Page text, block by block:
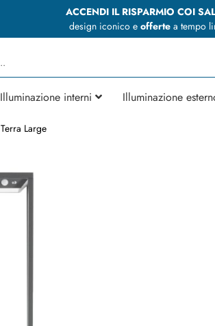
ACCENDI IL RISPARMIO COI
design iconico e offertea tempo
Illuminazione interni Illuminazione
Large